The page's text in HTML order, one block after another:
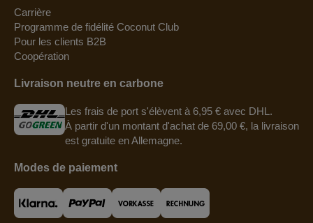
Carrière
Programme de fidélité Coconut Club
Pour les clients B2B
Coopération
Livraison neutre en carbone
Les frais de port s'élèvent à 6,95 € avec DHL.
À partir d'un montant d'achat de 69,00 €, la livraison
est gratuite en Allemagne.
Modes de paiement